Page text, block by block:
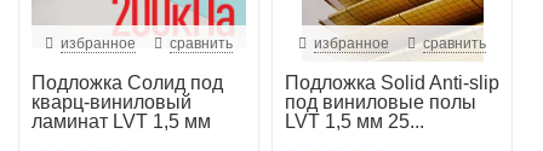
избранное сравнить
Подложка Солид под
кварц-виниловый
ламинат LVT 1,5 мм
избранное сравнить
Подложка Solid Anti-slip
под виниловые полы
LVT 1,5 мм 25...